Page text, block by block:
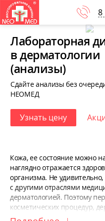
8
Лабораторная
в дерматологии
(анализы)
Сдайте анализы без
НЕОМЕД
Узнать цену
Кожа, ее состояние можно
наглядно отражается
организма. Не удивительно,
с другими отраслями
дерматологией. Поэтому
косметических процедур,
зачастую рекомендуют